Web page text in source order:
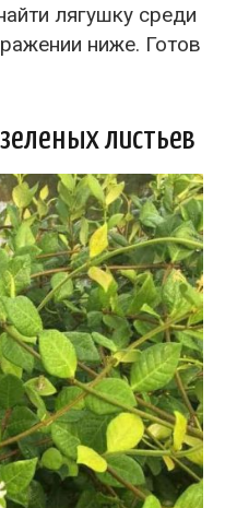
лягушку среди
ниже. Готов
листьев